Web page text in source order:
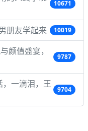
10671
朋友学起来 10019
颜值盛宴，
9787
一滴泪，王
9704